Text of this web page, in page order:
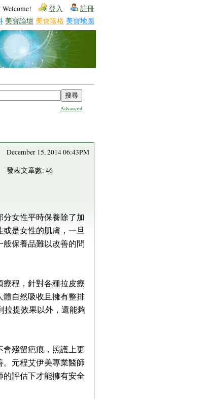
Welcome! 登入 註冊
美寶論壇 美寶落格 美寶地圖
Advanced
December 15, 2014 06:43PM
發表文章數: 46
女性平時保養除了加
是女性的肌膚，一旦
保養品難以改善的問
程，針對各種拉皮療
自然吸收且擁有整排
拉提效果以外，還能夠
殘留疤痕，照護上更
元程艾伊美專業醫師
評估下才能擁有安全